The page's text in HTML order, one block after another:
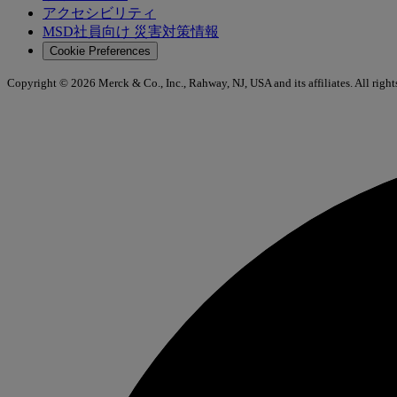
アクセシビリティ
MSD社員向け 災害対策情報
Cookie Preferences
Copyright © 2026 Merck & Co., Inc., Rahway, NJ, USA and its affiliates. All rights